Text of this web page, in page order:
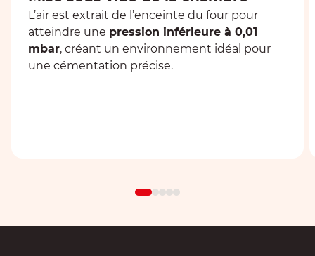
L’air est extrait de l’enceinte du four pour
atteindre une pression inférieure à 0,01
mbar, créant un environnement idéal pour
une cémentation précise.